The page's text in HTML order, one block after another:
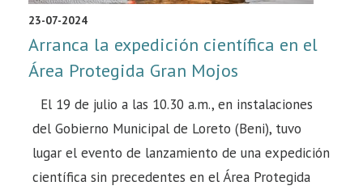
23-07-2024
Arranca la expedición científica en el
Área Protegida Gran Mojos
El 19 de julio a las 10.30 a.m., en instalaciones
del Gobierno Municipal de Loreto (Beni), tuvo
lugar el evento de lanzamiento de una expedición
científica sin precedentes en el Área Protegida